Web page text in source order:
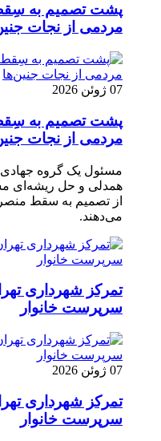
پشت تصمیم به
مردمی از نجات
07 ژوئن 2026
پشت تصمیم به
مردمی از نجات
مسئول یک گروه
همدلی و حل ریشه‌ای
از تصمیم به سقط
می‌دهند.
سرپرست خانوار
07 ژوئن 2026
سرپرست خانوار